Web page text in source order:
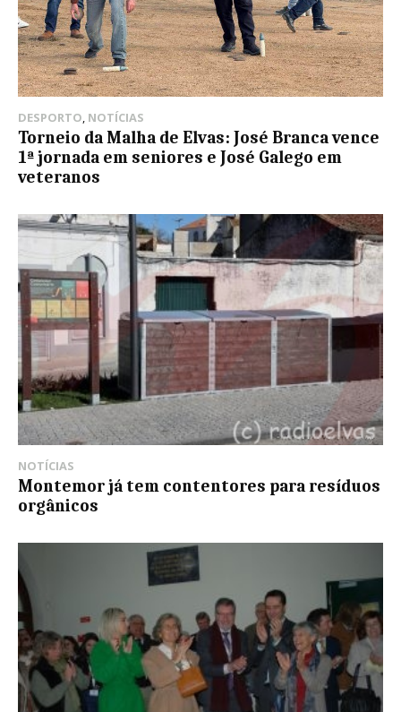
DESPORTO, NOTÍCIAS
Torneio da Malha de Elvas: José Branca vence
1ª jornada em seniores e José Galego em
veteranos
NOTÍCIAS
Montemor já tem contentores para resíduos
orgânicos